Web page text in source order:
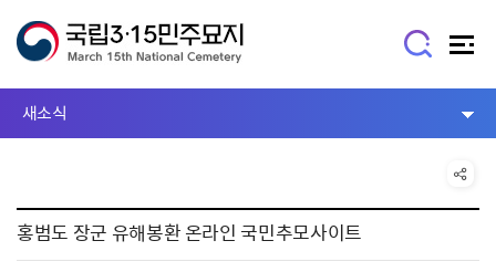
새소식
홍범도 장군 유해봉환 온라인 국민추모사이트